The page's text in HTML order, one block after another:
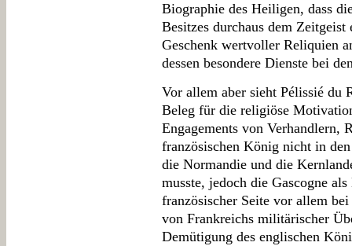
Biographie des Heiligen, dass
Besitzes durchaus dem
Geschenk wertvoller Reliquien
dessen besondere Dienste bei
Vor allem aber sieht Pélissié du
Beleg für die religiöse
Engagements von Verhandlern,
französischen König nicht in
die Normandie und die
musste, jedoch die Gascogne
französischer Seite vor allem
von Frankreichs militärischer
Demütigung des englischen